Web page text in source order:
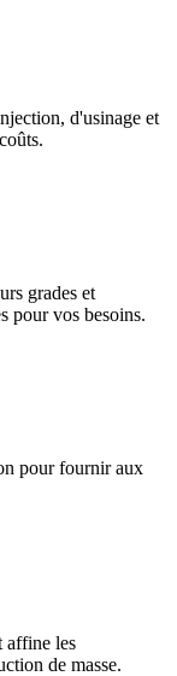
d'usinage et
grades et
pour vos besoins.
pour fournir aux
affine les
de masse.